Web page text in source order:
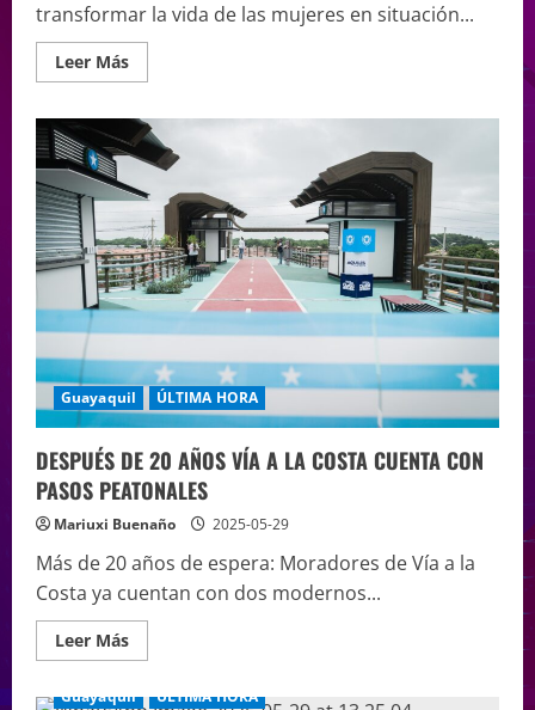
transformar la vida de las mujeres en situación...
Leer Más
Guayaquil ÚLTIMA HORA
DESPUÉS DE 20 AÑOS VÍA A LA COSTA CUENTA CON
PASOS PEATONALES
Mariuxi Buenaño 2025-05-29
Más de 20 años de espera: Moradores de Vía a la
Costa ya cuentan con dos modernos...
Leer Más
Guayaquil ÚLTIMA HORA